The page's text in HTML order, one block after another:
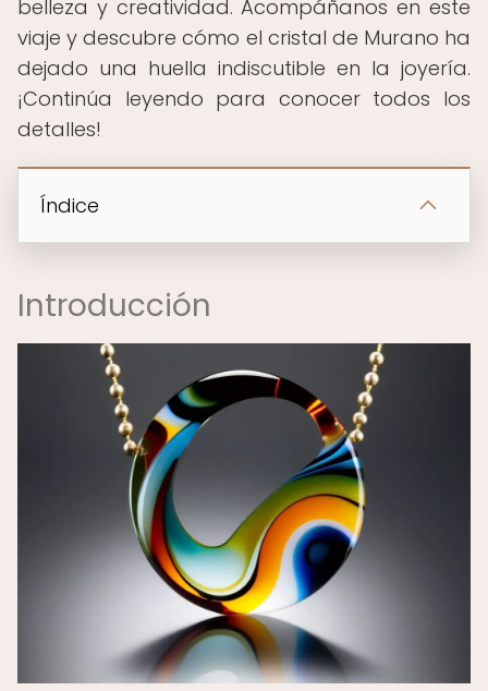
belleza y creatividad. Acompáñanos en este
viaje y descubre cómo el cristal de Murano ha
dejado una huella indiscutible en la joyería.
¡Continúa leyendo para conocer todos los
detalles!
Índice
Introducción